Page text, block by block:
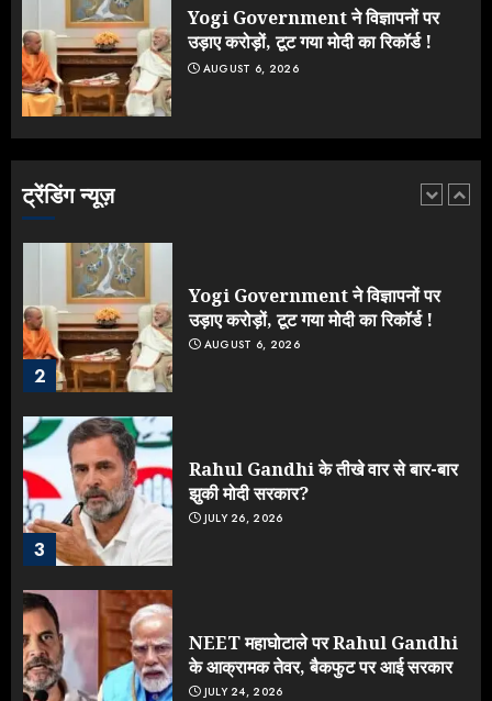
Yogi Government ने विज्ञापनों पर
उड़ाए करोड़ों, टूट गया मोदी का रिकॉर्ड !
AUGUST 6, 2026
ट्रेंडिंग न्यूज़
5
JULY 23, 2026
1
लड़ाई, यूपी चुनाव में भाजपा उठाएगी भारी
नुकसान
2
Yogi Government ने विज्ञापनों पर
उड़ाए करोड़ों, टूट गया मोदी का रिकॉर्ड !
AUGUST 6, 2026
3
Rahul Gandhi के तीखे वार से बार-बार
झुकी मोदी सरकार?
JULY 26, 2026
NEET महाघोटाले पर Rahul Gandhi
के आक्रामक तेवर, बैकफुट पर आई सरकार
JULY 24, 2026